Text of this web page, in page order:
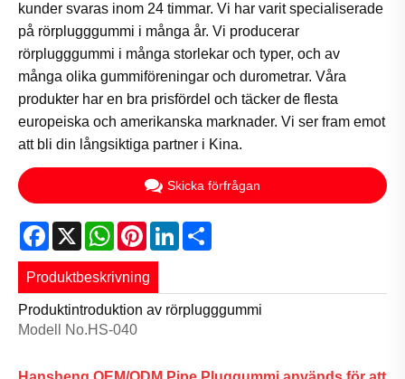
kunder svaras inom 24 timmar. Vi har varit specialiserade
på rörplugggummi i många år. Vi producerar
rörplugggummi i många storlekar och typer, och av
många olika gummiföreningar och durometrar. Våra
produkter har en bra prisfördel och täcker de flesta
europeiska och amerikanska marknader. Vi ser fram emot
att bli din långsiktiga partner i Kina.
Skicka förfrågan
Facebook
X WhatsApp
PinterestLinkedIn
Produktbeskrivning
Produktintroduktion av rörplugggummi
Modell No.HS-040